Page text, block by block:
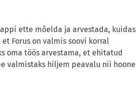
ette mõelda ja arvestada, kuidas
Forus on valmis soovi korral
oma töös arvestama, et ehitatud
valmistaks hiljem peavalu nii hoone